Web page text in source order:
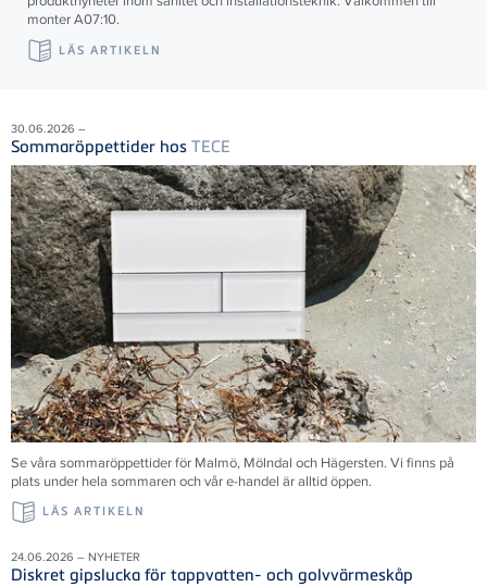
monter A07:10.
LÄS ARTIKELN
30.06.2026 –
Sommaröppettider hos TECE
Se våra sommaröppettider för Malmö, Mölndal och Hägersten. Vi finns på
plats under hela sommaren och vår e-handel är alltid öppen.
LÄS ARTIKELN
24.06.2026 – NYHETER
Diskret gipslucka för tappvatten- och golvvärmeskåp